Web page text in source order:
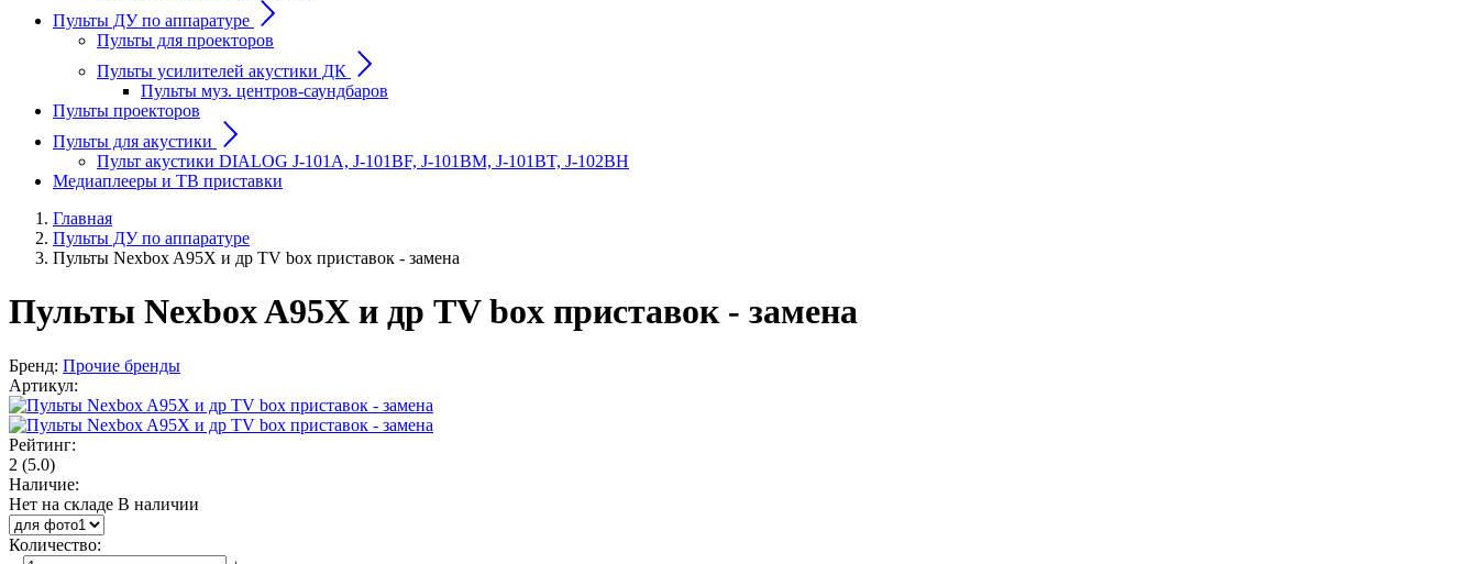
Пульты ДУ по аппаратуре
Пульты для проекторов
Пульты усилителей акустики ДК
Пульты муз. центров-саундбаров
Пульты проекторов
Пульты для акустики
Пульт акустики DIALOG J-101A, J-101BF, J-101BM, J-101BT, J-102BH
Медиаплееры и ТВ приставки
Главная
Пульты ДУ по аппаратуре
Пульты Nexbox A95X и др TV box приставок - замена
Пульты Nexbox A95X и др TV box приставок - замена
Бренд: Прочие бренды
Артикул:
Рейтинг:
2 (5.0)
Наличие:
Нет на складе В наличии
Количество: